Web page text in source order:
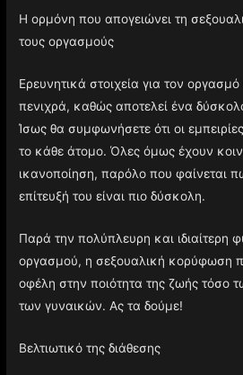
Η ορμόνη που απογειώνει τη
τους οργασμούς
Ερευνητικά στοιχεία για τον
πενιχρά, καθώς αποτελεί ένα
Ίσως θα συμφωνήσετε ότι οι εμπειρίες
το κάθε άτομο. Όλες όμως έχουν
ικανοποίηση, παρόλο που φαίνεται
επίτευξή του είναι πιο δύσκολη.
Παρά την πολύπλευρη και ιδιαίτερη
οργασμού, η σεξουαλική κορύφωση
οφέλη στην ποιότητα της ζωής τόσο
των γυναικών. Ας τα δούμε!
Βελτιωτικό της διάθεσης